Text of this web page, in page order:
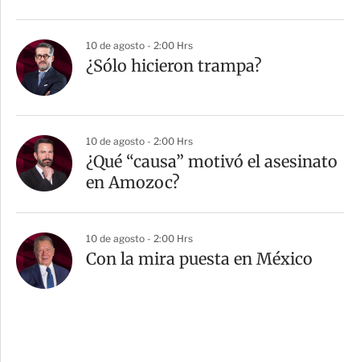
10 de agosto - 2:00 Hrs
¿Sólo hicieron trampa?
10 de agosto - 2:00 Hrs
¿Qué “causa” motivó el asesinato
en Amozoc?
10 de agosto - 2:00 Hrs
Con la mira puesta en México